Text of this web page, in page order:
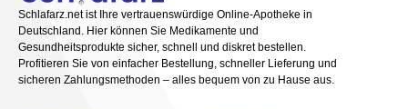
Schlafarz.net ist Ihre vertrauenswürdige Online-Apotheke in
Deutschland. Hier können Sie Medikamente und
Gesundheitsprodukte sicher, schnell und diskret bestellen.
Profitieren Sie von einfacher Bestellung, schneller Lieferung und
sicheren Zahlungsmethoden – alles bequem von zu Hause aus.